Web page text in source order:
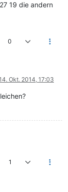
19 die andern
0
Okt. 2014, 17:03
1